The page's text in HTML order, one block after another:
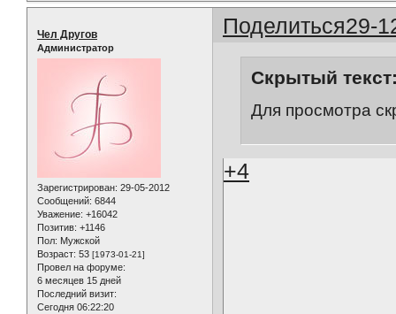
Поделиться29-
Чел Другов
Администратор
Зарегистрирован: 29-05-2012
Сообщений: 6844
Уважение: +16042
Позитив: +1146
Пол: Мужской
Возраст: 53 [1973-01-21]
Провел на форуме:
6 месяцев 15 дней
Последний визит:
Сегодня 06:22:20
Скрытый
Для просмотра
+4